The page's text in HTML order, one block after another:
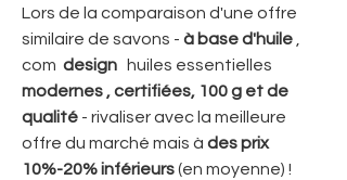
Lors de la comparaison d'une offre
similaire de savons - à base d'huile
com design huiles essentielles
modernes , certifiées, 100 g et de
qualité - rivaliser avec la meilleure
offre du marché mais à des prix
10%-20% inférieurs(en moyenne) !